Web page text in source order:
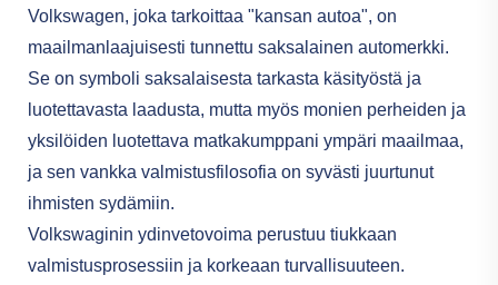
Volkswagen, joka tarkoittaa "kansan autoa", on
maailmanlaajuisesti tunnettu saksalainen automerkki.
Se on symboli saksalaisesta tarkasta käsityöstä ja
luotettavasta laadusta, mutta myös monien perheiden ja
yksilöiden luotettava matkakumppani ympäri maailmaa,
ja sen vankka valmistusfilosofia on syvästi juurtunut
ihmisten sydämiin.
Volkswaginin ydinvetovoima perustuu tiukkaan
valmistusprosessiin ja korkeaan turvallisuuteen.